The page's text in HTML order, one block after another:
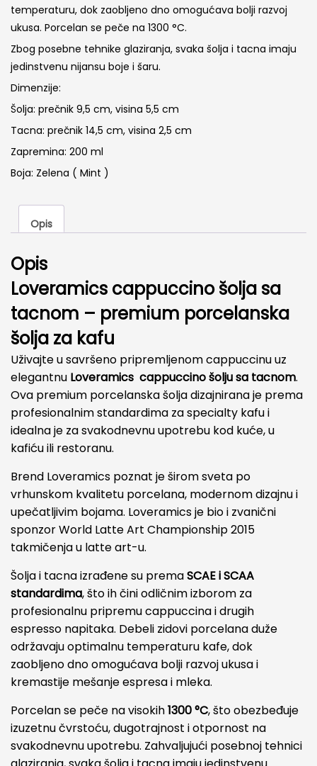
temperaturu, dok zaobljeno dno omogućava bolji razvoj
ukusa. Porcelan se peče na 1300 °C.
Zbog posebne tehnike glaziranja, svaka šolja i tacna imaju
jedinstvenu nijansu boje i šaru.
Dimenzije:
Šolja: prečnik 9,5 cm, visina 5,5 cm
Tacna: prečnik 14,5 cm, visina 2,5 cm
Zapremina: 200 ml
Boja: Zelena ( Mint )
Opis
Opis
Loveramics cappuccino šolja sa
tacnom – premium porcelanska
šolja za kafu
Uživajte u savršeno pripremljenom cappuccinu uz
elegantnu Loveramics cappuccino šolju sa tacnom.
Ova premium porcelanska šolja dizajnirana je prema
profesionalnim standardima za specialty kafu i
idealna je za svakodnevnu upotrebu kod kuće, u
kafiću ili restoranu.
Brend Loveramics poznat je širom sveta po
vrhunskom kvalitetu porcelana, modernom dizajnu i
upečatljivim bojama. Loveramics je bio i zvanični
sponzorWorld Latte Art Championship 2015
takmičenja u latte art-u.
Šolja i tacna izrađene su premaSCAE i SCAA
standardima, što ih čini odličnim izborom za
profesionalnu pripremu cappuccina i drugih
espresso napitaka. Debeli zidovi porcelana duže
održavaju optimalnu temperaturu kafe, dok
zaobljeno dno omogućava bolji razvoj ukusa i
kremastije mešanje espresa i mleka.
Porcelan se peče na visokih1300 °C, što obezbeđuje
izuzetnu čvrstoću, dugotrajnost i otpornost na
svakodnevnu upotrebu. Zahvaljujući posebnoj tehnici